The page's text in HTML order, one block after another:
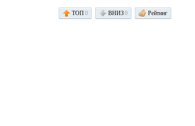
ТОП0 ВНИЗ0 Рейтинг